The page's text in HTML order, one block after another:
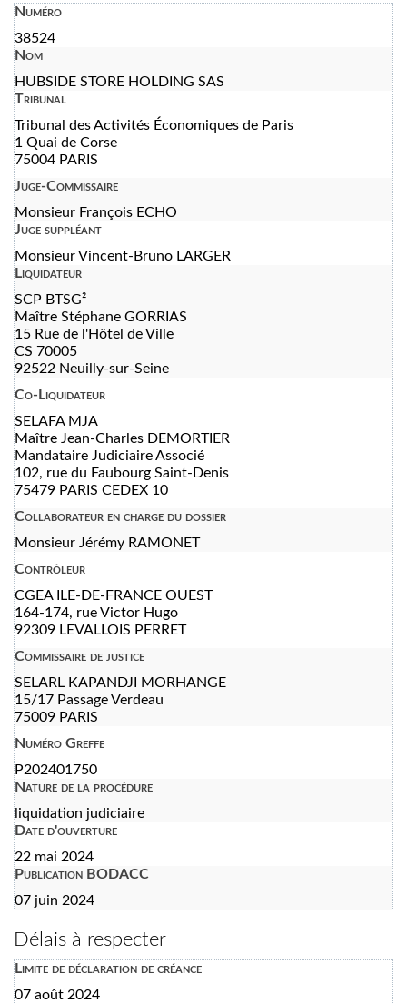
Numéro
38524
Nom
HUBSIDE STORE HOLDING SAS
Tribunal
Tribunal des Activités Économiques de Paris
1 Quai de Corse
75004 PARIS
Juge-Commissaire
Monsieur François ECHO
Juge suppléant
Monsieur Vincent-Bruno LARGER
Liquidateur
SCP BTSG²
Maître Stéphane GORRIAS
15 Rue de l'Hôtel de Ville
CS 70005
92522 Neuilly-sur-Seine
Co-Liquidateur
SELAFA MJA
Maître Jean-Charles DEMORTIER
Mandataire Judiciaire Associé
102, rue du Faubourg Saint-Denis
75479 PARIS CEDEX 10
Collaborateur en charge du dossier
Monsieur Jérémy RAMONET
Contrôleur
CGEA ILE-DE-FRANCE OUEST
164-174, rue Victor Hugo
92309 LEVALLOIS PERRET
Commissaire de justice
SELARL KAPANDJI MORHANGE
15/17 Passage Verdeau
75009 PARIS
Numéro Greffe
P202401750
Nature de la procédure
liquidation judiciaire
Date d'ouverture
22 mai 2024
Publication BODACC
07 juin 2024
Délais à respecter
Limite de déclaration de créance
07 août 2024